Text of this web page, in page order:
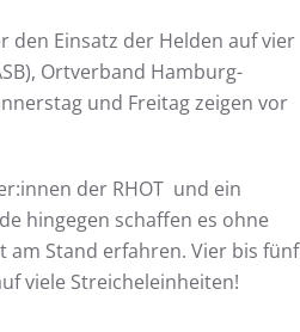
den Einsatz der Helden auf vier
Ortverband Hamburg-
und Freitag zeigen vor
der RHOT und ein
hingegen schaffen es ohne
am Stand erfahren. Vier bis fünf
viele Streicheleinheiten!